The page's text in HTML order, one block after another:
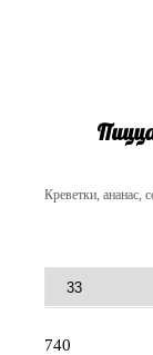
Креветки, ананас,
740